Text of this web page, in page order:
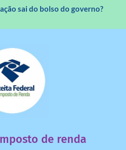
sai do bolso do governo?
de renda
ir para o governo?
mais